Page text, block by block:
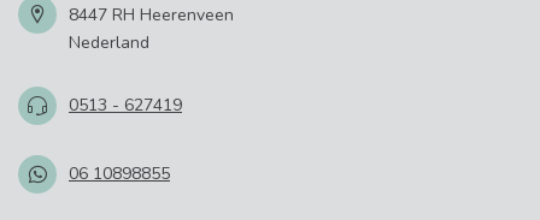
8447 RH Heerenveen
Nederland
0513 - 627419
06 10898855